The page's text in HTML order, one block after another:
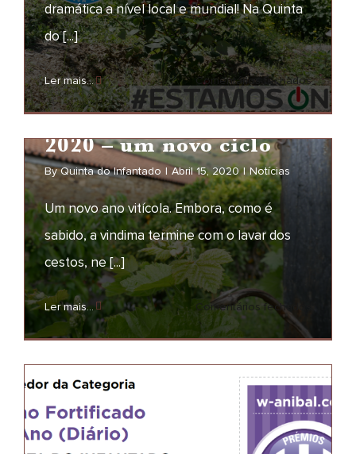
Estamos ON
NOTÍCIAS
dramática a nível local e mundial! Na Quinta
do [...]
Ler mais... Comentários fechadosem
Estamos
2020 – um novo ciclo
NOTÍCIAS
2020 – um novo ciclo
ByQuinta do Infantado | Abril 15, 2020 | Notícias
Um novo ano vitícola. Embora, como é
sabido, a vindima termine com o lavar dos
cestos, ne [...]
Ler mais... Comentários fechados
novo
ciclo